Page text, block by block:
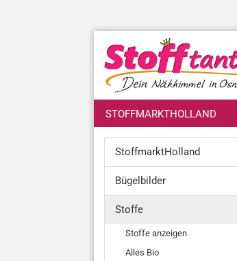
STOFFMARKTHOLLAND
StoffmarktHolland
Bügelbilder
Stoffe
Stoffe anzeigen
Alles Bio